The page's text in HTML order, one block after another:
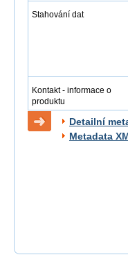
Stahování dat
Kontakt - informace o
produktu
Detailní
Metadata